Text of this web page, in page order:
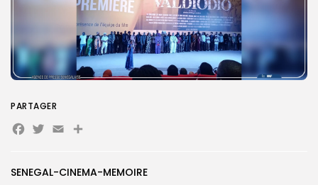
SENEGAL-CINEMA-MEMOIRE
PARTAGER
Facebook
Twitter
EmailPartager